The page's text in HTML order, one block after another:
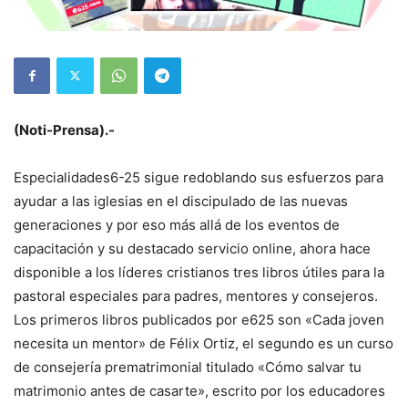
(Noti-Prensa).-
Especialidades6-25 sigue redoblando sus esfuerzos para
ayudar a las iglesias en el discipulado de las nuevas
generaciones y por eso más allá de los eventos de
capacitación y su destacado servicio online, ahora hace
disponible a los líderes cristianos tres libros útiles para la
pastoral especiales para padres, mentores y consejeros.
Los primeros libros publicados por e625 son «Cada joven
necesita un mentor» de Félix Ortiz, el segundo es un curso
de consejería prematrimonial titulado «Cómo salvar tu
matrimonio antes de casarte», escrito por los educadores